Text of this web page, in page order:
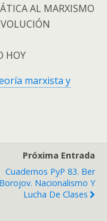
AL MARXISMO
HOY
marxista y
Próxima Entrada
Cuadernos PyP 83. Ber
Borojov. Nacionalismo Y
Lucha De Clases